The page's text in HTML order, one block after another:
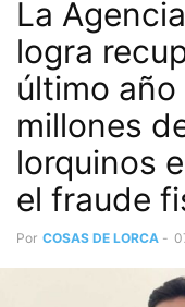
La
logra
último año
millones
lorquinos
el fraude
Por COSAS DE LORCA -